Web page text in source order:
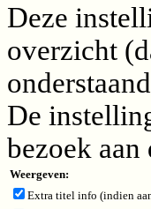
Deze
overzicht
De
bezoek
Weergeven:
Extra titel info (indien